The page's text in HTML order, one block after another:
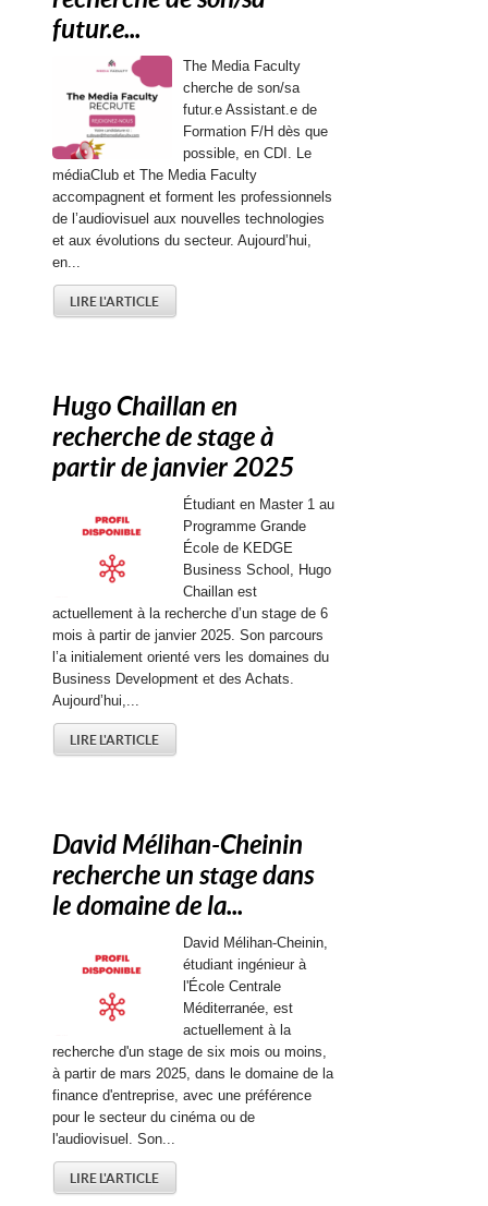
futur.e...
The Media Faculty
cherche de son/sa
futur.e Assistant.e de
Formation F/H dès que
possible, en CDI. Le
médiaClub et The Media Faculty
accompagnent et forment les professionnels
de l’audiovisuel aux nouvelles technologies
et aux évolutions du secteur. Aujourd’hui,
en...
LIRE L'ARTICLE
Hugo Chaillan en
recherche de stage à
partir de janvier 2025
Étudiant en Master 1 au
Programme Grande
École de KEDGE
Business School, Hugo
Chaillan est
actuellement à la recherche d’un stage de 6
mois à partir de janvier 2025. Son parcours
l’a initialement orienté vers les domaines du
Business Development et des Achats.
Aujourd’hui,...
LIRE L'ARTICLE
David Mélihan-Cheinin
recherche un stage dans
le domaine de la...
David Mélihan-Cheinin,
étudiant ingénieur à
l'École Centrale
Méditerranée, est
actuellement à la
recherche d'un stage de six mois ou moins,
à partir de mars 2025, dans le domaine de la
finance d'entreprise, avec une préférence
pour le secteur du cinéma ou de
l'audiovisuel. Son...
LIRE L'ARTICLE